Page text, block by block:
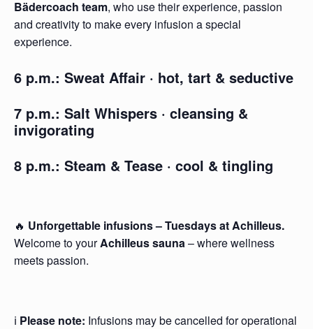
Bädercoach team, who use their experience, passion
and creativity to make every infusion a special
experience.
6 p.m.: Sweat Affair · hot, tart & seductive
7 p.m.: Salt Whispers · cleansing &
invigorating
8 p.m.: Steam & Tease · cool & tingling
🔥 Unforgettable infusions – Tuesdays at Achilleus.
Welcome to yourAchilleus sauna– where wellness
meets passion.
ℹ️ Please note: Infusions may be cancelled for operational